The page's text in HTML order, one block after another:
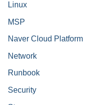
Linux
MSP
Naver Cloud Platform
Network
Runbook
Security